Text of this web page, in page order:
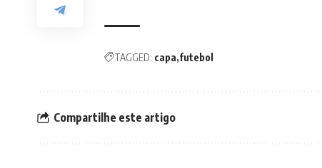
TAGGED: capa futebol
Compartilhe este artigo